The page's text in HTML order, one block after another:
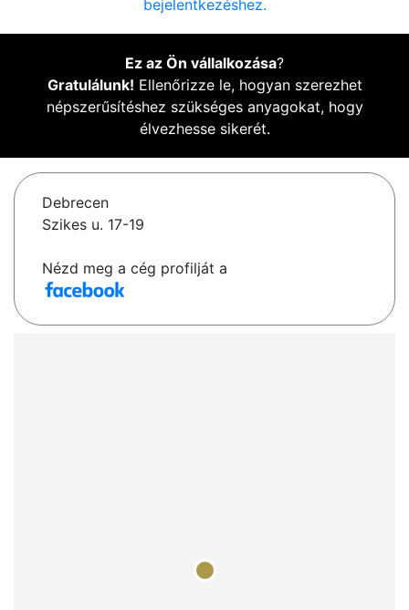
bejelentkezéshez.
Ez az Ön vállalkozása?
Gratulálunk! Ellenőrizze le, hogyan szerezhet
népszerűsítéshez szükséges anyagokat, hogy
élvezhesse sikerét.
Debrecen
Szikes u. 17-19
Nézd meg a cég profilját a